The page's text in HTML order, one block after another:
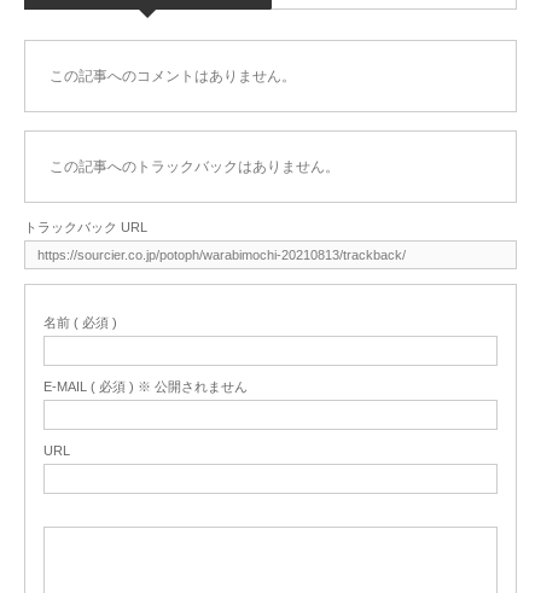
この記事へのコメントはありません。
この記事へのトラックバックはありません。
トラックバック URL
名前 ( 必須 )
E-MAIL ( 必須 ) ※ 公開されません
URL